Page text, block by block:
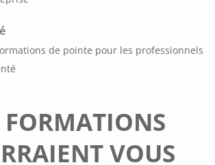
de pointe pour les professionnels
FORMATIONS
VOUS